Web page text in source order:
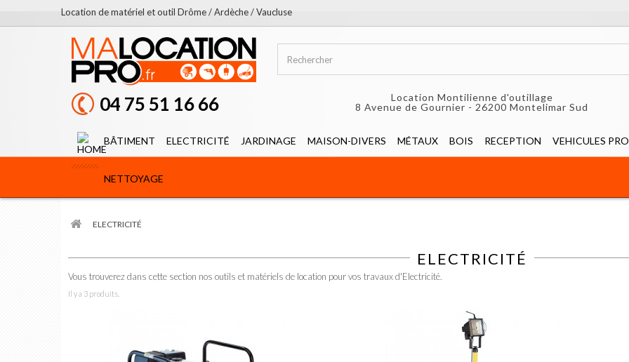
Location de matériel et outil Drôme / Ardèche / Vaucluse
04 75 51 16 66
Location Montilienne d'outillage
8 Avenue de Gournier - 26200 Montelimar Sud
BÂTIMENT ELECTRICITÉ JARDINAGE MAISON-DIVERS MÉTAUX BOIS RECEPTION VEHICULES PRO
NETTOYAGE
ELECTRICITÉ
ELECTRICITÉ
Vous trouverez dans cette section nos outils et matériels de location pour vos travaux d'Electricité.
Il y a 3 produits.